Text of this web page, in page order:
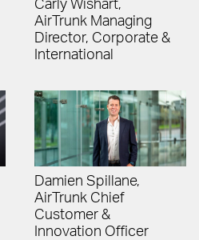
AirTrunk Managing
Director, Corporate &
International
Damien Spillane,
AirTrunk Chief
Customer &
Innovation Officer